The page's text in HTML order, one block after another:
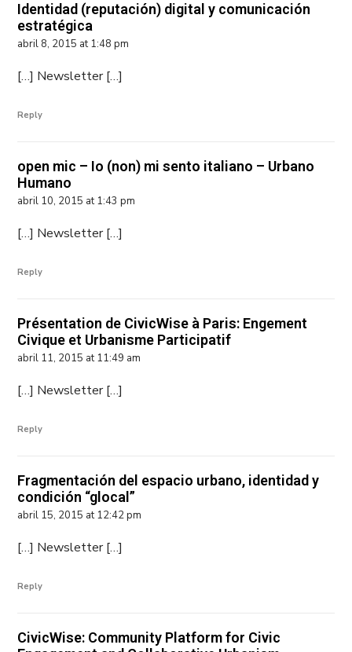
Identidad (reputación) digital y comunicación
estratégica
abril 8, 2015 at 1:48 pm
[…] Newsletter […]
Reply
open mic – Io (non) mi sento italiano – Urbano
Humano
abril 10, 2015 at 1:43 pm
[…] Newsletter […]
Reply
Présentation de CivicWise à Paris: Engement
Civique et Urbanisme Participatif
abril 11, 2015 at 11:49 am
[…] Newsletter […]
Reply
Fragmentación del espacio urbano, identidad y
condición “glocal”
abril 15, 2015 at 12:42 pm
[…] Newsletter […]
Reply
CivicWise: Community Platform for Civic